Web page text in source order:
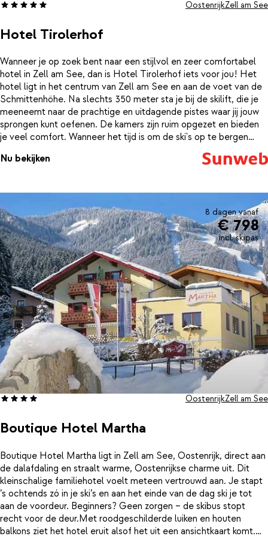
Hotel Tirolerhof
OostenrijkZell am See
Wanneer je op zoek bent naar een stijlvol en zeer comfortabel
hotel in Zell am See, dan is Hotel Tirolerhof iets voor jou! Het
hotel ligt in het centrum van Zell am See en aan de voet van de
Schmittenhöhe. Na slechts 350 meter sta je bij de skilift, die je
meeneemt naar de prachtige en uitdagende pistes waar jij jouw
sprongen kunt oefenen. De kamers zijn ruim opgezet en bieden
je veel comfort. Wanneer het tijd is om de ski's op te bergen
voor de avond kun je in het moderne en uitgebreide
wellnesscentrum weer helemaal bijkomen van een actieve dag in
Nu bekijken
8 dagen vanaf
€ 798
incl. skipas
Boutique Hotel Martha
OostenrijkZell am See
Boutique Hotel Martha ligt in Zell am See, Oostenrijk, direct aan
de dalafdaling en straalt warme, Oostenrijkse charme uit. Dit
kleinschalige familiehotel voelt meteen vertrouwd aan. Je stapt
’s ochtends zó in je ski’s en aan het einde van de dag ski je tot
aan de voordeur. Beginners? Geen zorgen – de skibus stopt
recht voor de deur.Met roodgeschilderde luiken en houten
balkons ziet het hotel eruit alsof het uit een ansichtkaart komt.